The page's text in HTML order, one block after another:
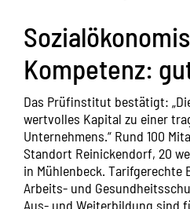
Kompetenz:
Das Prüfinstitut bestätigt:
wertvolles Kapital zu einer
Unternehmens.“ Rund 100
Standort Reinickendorf, 20
in Mühlenbeck. Tarifgerechte
Arbeits- und
Aus- und Weiterbildung sind